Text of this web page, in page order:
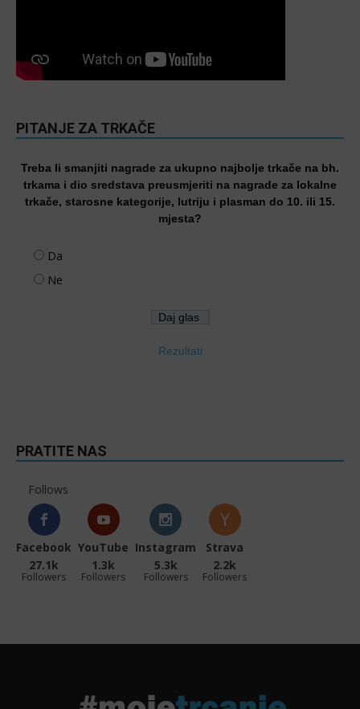
PITANJE ZA TRKAČE
Treba li smanjiti nagrade za ukupno najbolje trkače na bh.
trkama i dio sredstava preusmjeriti na nagrade za lokalne
trkače, starosne kategorije, lutriju i plasman do 10. ili 15.
mjesta?
Da
Ne
Rezultati
PRATITE NAS
Follows
Facebook
27.1k
Followers
YouTube
1.3k
Followers
Instagram
5.3k
Followers
Strava
2.2k
Followers